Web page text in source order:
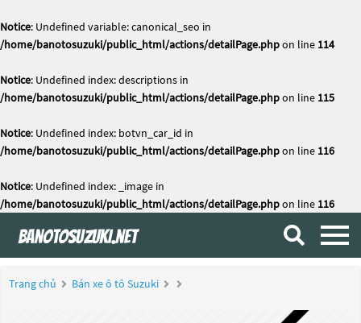
Notice: Undefined variable: canonical_seo in
/home/banotosuzuki/public_html/actions/detailPage.phpon line 114
Notice: Undefined index: descriptions in
/home/banotosuzuki/public_html/actions/detailPage.phpon line 115
Notice: Undefined index: botvn_car_id in
/home/banotosuzuki/public_html/actions/detailPage.phpon line 116
Notice: Undefined index: _image in
/home/banotosuzuki/public_html/actions/detailPage.phpon line 116
Trang chủ Bán xe ô tô Suzuki